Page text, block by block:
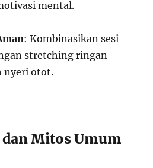
mental.
: Kombinasikan sesi
stretching ringan
nyeri otot.
Mitos Umum